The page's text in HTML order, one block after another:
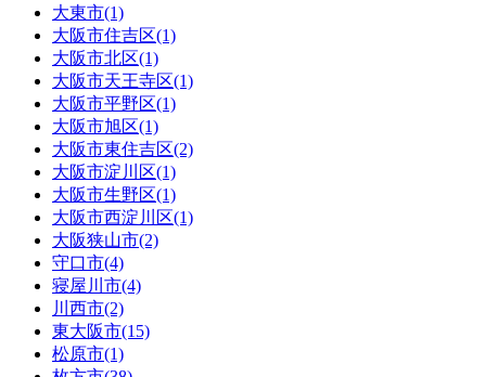
大東市(1)
大阪市住吉区(1)
大阪市北区(1)
大阪市天王寺区(1)
大阪市平野区(1)
大阪市旭区(1)
大阪市東住吉区(2)
大阪市淀川区(1)
大阪市生野区(1)
大阪市西淀川区(1)
大阪狭山市(2)
守口市(4)
寝屋川市(4)
川西市(2)
東大阪市(15)
松原市(1)